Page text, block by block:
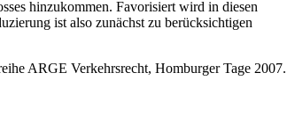
hinzukommen. Favorisiert wird in diesen
ist also zunächst zu berücksichtigen
ARGE Verkehrsrecht, Homburger Tage 2007.